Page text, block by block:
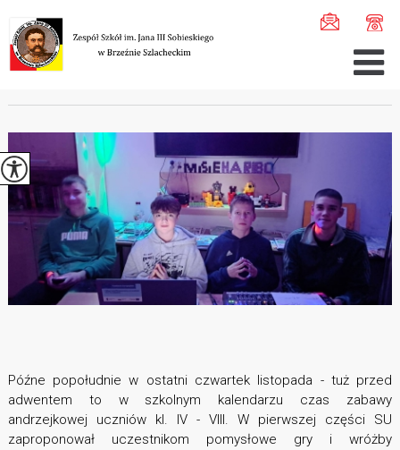
Andrzejki szkolne ...
ANDRZEJKI SZKOLNE
Późne popołudnie w ostatni czwartek listopada - tuż przed
adwentem to w szkolnym kalendarzu czas zabawy
andrzejkowej uczniów kl. IV - VIII. W pierwszej części SU
zaproponował uczestnikom pomysłowe gry i wróżby